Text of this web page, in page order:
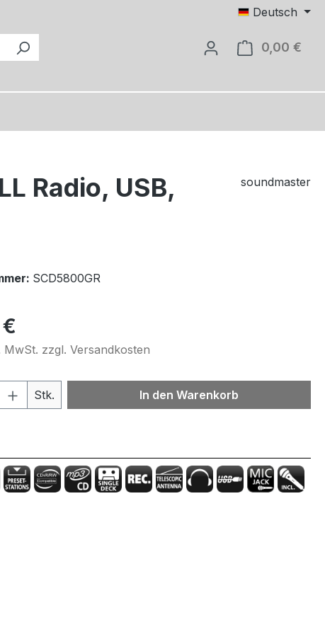
Deutsch
0,00 €
Radio, USB,
soundmaster
SCD5800GR
MwSt. zzgl. Versandkosten
Anzahl: Gib den gewünschten Wert
Stk. In den Warenkorb